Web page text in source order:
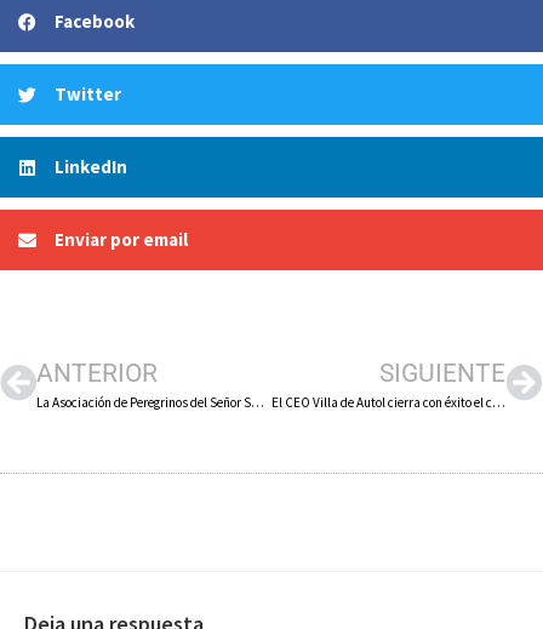
Facebook
Twitter
LinkedIn
Enviar por email
ANTERIOR
La Asociación de Peregrinos del Señor Santiago de Galicia celebra su trigésimo aniversario con actividades del 22 al 26 de mayo
SIGUIENTE
El CEO Villa de Autol cierra con éxito el cuarto curso del proyecto de innovación educativa «TEAcompaño Despertando Emociones»